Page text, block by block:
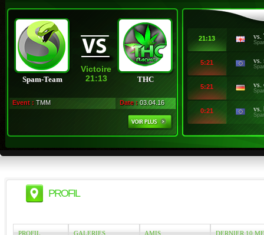
Spam-Team
Victoire
21:13
THC
Event : TMM Date : 03.04.16
21:13 vs.
5:21 vs.
5:21 vs.
0:21 vs.
PROFIL
PROFIL GALERIES AMIS DERNIER 10